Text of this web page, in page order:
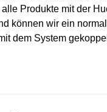
Produkte mit der
können wir ein
dem System